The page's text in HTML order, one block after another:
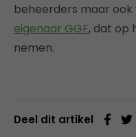
beheerders maar ook
eigenaar GGF, dat op
nemen.
Deel dit artikel